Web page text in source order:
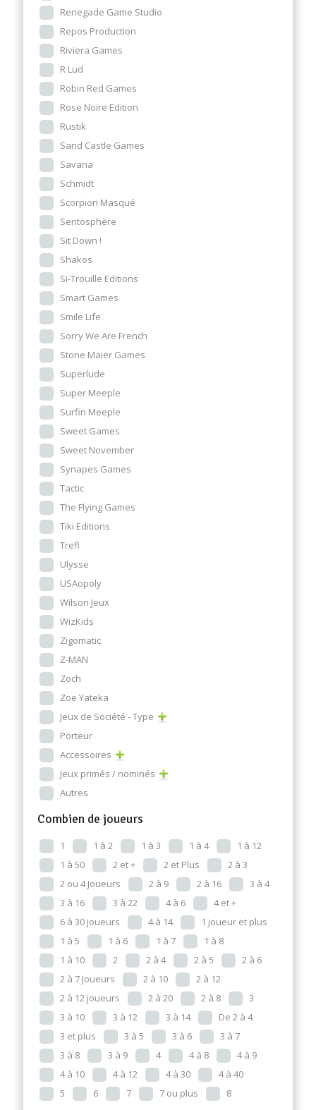
Renegade Game Studio
Repos Production
Riviera Games
R Lud
Robin Red Games
Rose Noire Edition
Rustik
Sand Castle Games
Savana
Schmidt
Scorpion Masqué
Sentosphère
Sit Down !
Shakos
Si-Trouille Editions
Smart Games
Smile Life
Sorry We Are French
Stone Maier Games
Superlude
Super Meeple
Surfin Meeple
Sweet Games
Sweet November
Synapes Games
Tactic
The Flying Games
Tiki Editions
Trefl
Ulysse
USAopoly
Wilson Jeux
WizKids
Zigomatic
Z-MAN
Zoch
Zoe Yateka
Jeux de Société - Type
Porteur
Accessoires
Jeux primés / nominés
Autres
Combien de joueurs
1 1 à 2 1 à 3 1 à 4
1 à 12
1 à 50
2 et + 2 et Plus
2 à 3
2 ou 4 Joueurs
2 à 9 2 à 16
3 à 4
3 à 16
3 à 22 4 à 6
4 et +
6 à 30 joueurs
4 à 14
1 joueur et plus
1 à 5
1 à 6 1 à 7
1 à 8
1 à 10
2 2 à 4 2 à 5
2 à 6
2 à 7 Joueurs
2 à 10
2 à 12
2 à 12 joueurs
2 à 20 2 à 8
3
3 à 10
3 à 12 3 à 14
De 2 à 4
3 et plus
3 à 5 3 à 6
3 à 7
3 à 8
3 à 9 4 4 à 8
4 à 9
4 à 10
4 à 12 4 à 30
4 à 40
5
6 7 7 ou plus 8